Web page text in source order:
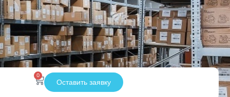
0
Оставить заявку